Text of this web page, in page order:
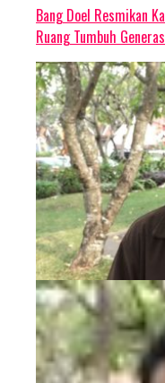
Bang Doel Resmikan
Ruang Tumbuh